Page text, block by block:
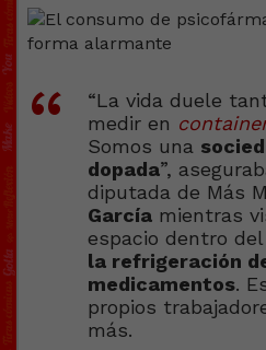
“La vida duele
medir en
Somos una
dopada”,
diputada de Más
García mientras
espacio dentro
la refrigeración
medicamentos.
propios
más.